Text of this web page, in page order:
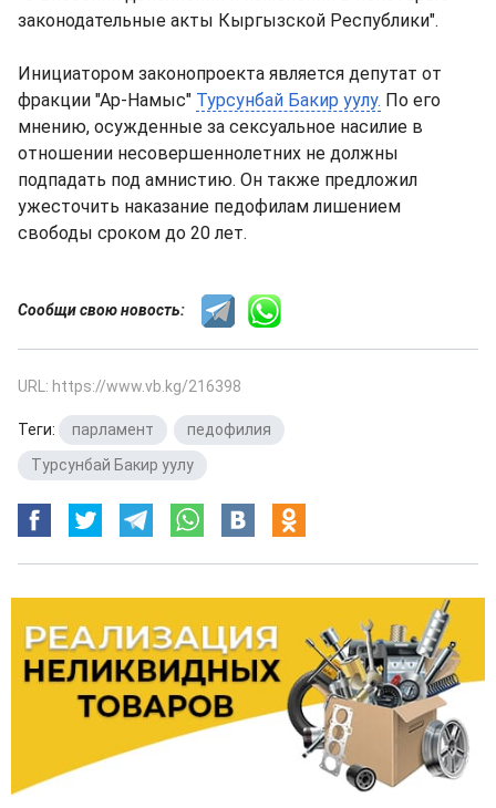
законодательные акты Кыргызской Республики".
Инициатором законопроекта является депутат от
фракции "Ар-Намыс" Турсунбай Бакир уулу. По его
мнению, осужденные за сексуальное насилие в
отношении несовершеннолетних не должны
подпадать под амнистию. Он также предложил
ужесточить наказание педофилам лишением
свободы сроком до 20 лет.
Сообщи свою новость:
URL: https://www.vb.kg/216398
Теги: парламент педофилия
Турсунбай Бакир уулу